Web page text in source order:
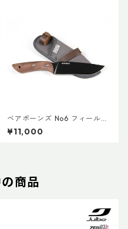
ベアボーンズ No6 フィールド
ナイフ2.0
¥11,000
商品